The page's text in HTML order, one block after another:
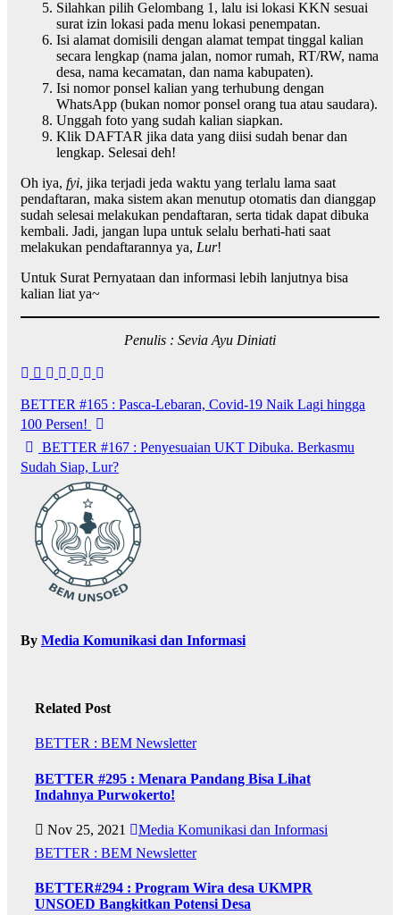
Silahkan pilih Gelombang 1, lalu isi lokasi KKN sesuai
surat izin lokasi pada menu lokasi penempatan.
Isi alamat domisili dengan alamat tempat tinggal kalian
secara lengkap (nama jalan, nomor rumah, RT/RW, nama
desa, nama kecamatan, dan nama kabupaten).
Isi nomor ponsel kalian yang terhubung dengan
WhatsApp (bukan nomor ponsel orang tua atau saudara).
Unggah foto yang sudah kalian siapkan.
Klik DAFTAR jika data yang diisi sudah benar dan
lengkap. Selesai deh!
Oh iya, fyi, jika terjadi jeda waktu yang terlalu lama saat
pendaftaran, maka sistem akan menutup otomatis dan dianggap
sudah selesai melakukan pendaftaran, serta tidak dapat dibuka
kembali. Jadi, jangan lupa untuk selalu berhati-hati saat
melakukan pendaftarannya ya, Lur!
Untuk Surat Pernyataan dan informasi lebih lanjutnya bisa
kalian liat ya~
Penulis : Sevia Ayu Diniati
BETTER #165 : Pasca-Lebaran, Covid-19 Naik Lagi hingga
100 Persen!
BETTER #167 : Penyesuaian UKT Dibuka. Berkasmu
Sudah Siap, Lur?
By Media Komunikasi dan Informasi
Related Post
BETTER : BEM Newsletter
BETTER #295 : Menara Pandang Bisa Lihat
Indahnya Purwokerto!
Nov 25, 2021
Media Komunikasi dan Informasi
BETTER : BEM Newsletter
BETTER#294 : Program Wira desa UKMPR
UNSOED Bangkitkan Potensi Desa